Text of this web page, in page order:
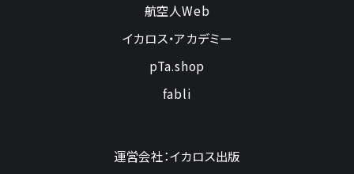
航空人Web
イカロス・アカデミー
pTa.shop
fabli
運営会社：イカロス出版